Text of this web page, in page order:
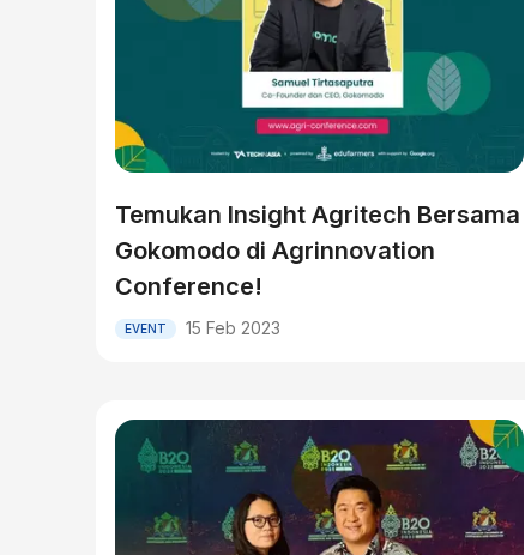
Temukan Insight Agritech Bersama
Gokomodo di Agrinnovation
Conference!
EVENT 15 Feb 2023